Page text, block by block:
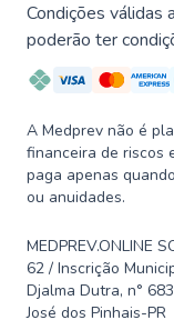
Condições válidas
poderão ter
A Medprev não é
financeira de riscos
paga apenas
ou anuidades.
MEDPREV.ONLINE
62 / Inscrição
Djalma Dutra, n°
José dos Pinhais-PR